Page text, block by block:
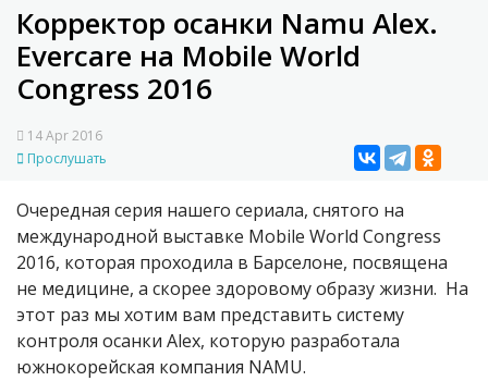
Корректор осанки Namu Alex.
Evercare на Mobile World
Congress 2016
14 Apr 2016
Прослушать
Очередная серия нашего сериала, снятого на
международной выставке Mobile World Congress
2016, которая проходила в Барселоне, посвящена
не медицине, а скорее здоровому образу жизни. На
этот раз мы хотим вам представить систему
контроля осанки Alex, которую разработала
южнокорейская компания NAMU.